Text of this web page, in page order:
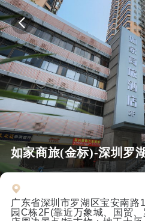
如家商旅(金标)-深圳罗
广东省深圳市罗湖区宝安南路
园C栋2F(靠近万象城、国贸